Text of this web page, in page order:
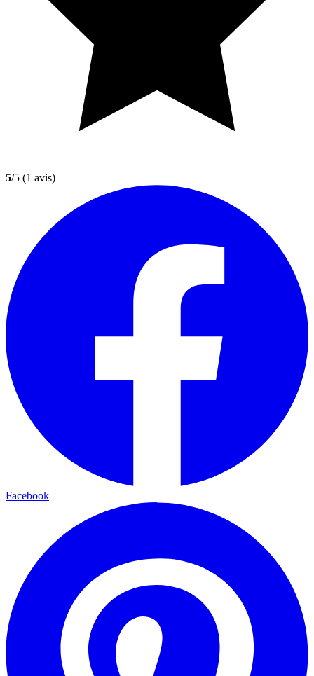
5/5 (1 avis)
Facebook